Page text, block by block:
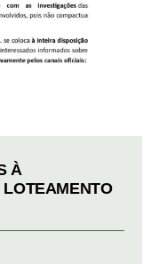
À